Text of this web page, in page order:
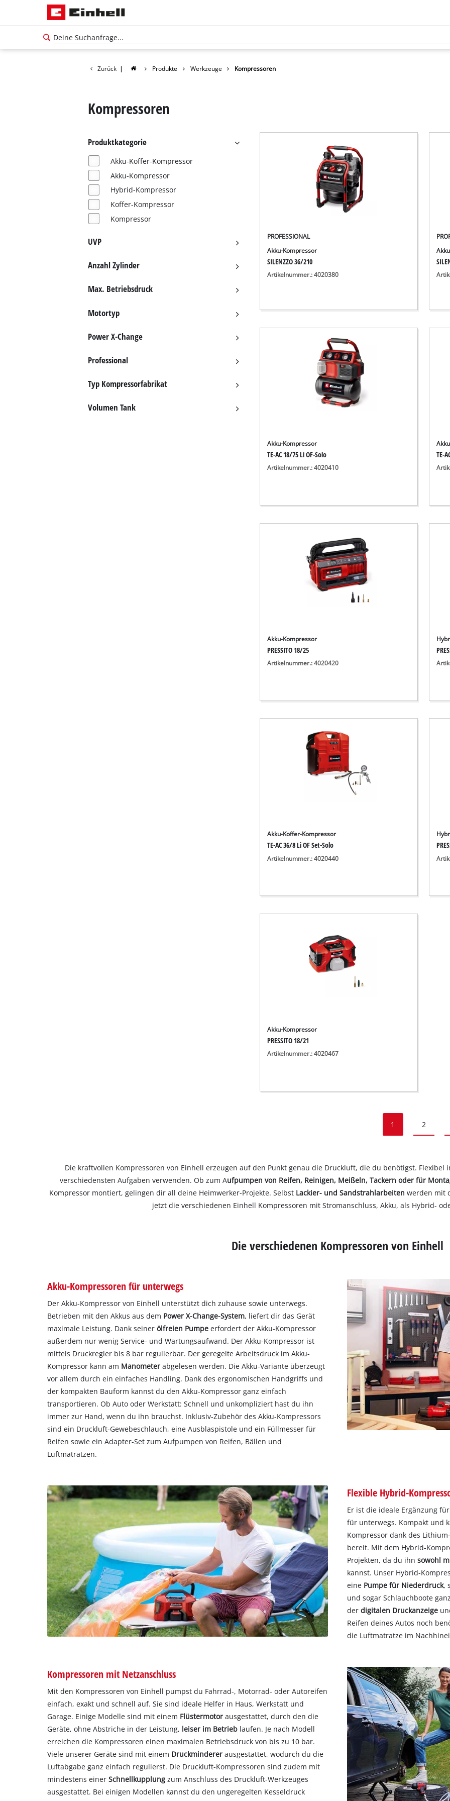
Zurück | Produkte Werkzeuge Kompressoren
Kompressoren
Produktkategorie
Akku-Koffer-Kompressor
Akku-Kompressor
Hybrid-Kompressor
Koffer-Kompressor
Kompressor
UVP
Anzahl Zylinder
Max. Betriebsdruck
Motortyp
Power X-Change
Professional
Typ Kompressorfabrikat
Volumen Tank
PROFESSIONAL
Akku-Kompressor
SILENZZO 36/210
Artikelnummer.: 4020380
Akku-Kompressor
TE-AC 18/75 Li OF-Solo
Artikelnummer.: 4020410
TE-
Akku-Kompressor
PRESSITO 18/25
Artikelnummer.: 4020420
Akku-Koffer-Kompressor
TE-AC 36/8 Li OF Set-Solo
Artikelnummer.: 4020440
Akku-Kompressor
PRESSITO 18/21
Artikelnummer.: 4020467
1 2
Die kraftvollen Kompressoren von Einhell erzeugen auf den Punkt genau die Druckluft, die du benötigst.
verschiedensten Aufgaben verwenden. Ob zum Aufpumpen von Reifen, Reinigen, Meißeln, Tackern oder für
Kompressor montiert, gelingen dir all deine Heimwerker-Projekte. Selbst Lackier- und Sandstrahlarbeitenwerden mit
jetzt die verschiedenen Einhell Kompressoren mit Stromanschluss, Akku, als Hybrid-
Die verschiedenen Kompressoren von Einhell
Akku-Kompressoren für unterwegs
Der Akku-Kompressor von Einhell unterstützt dich zuhause sowie unterwegs.
Betrieben mit den Akkus aus dem Power X-Change-System, liefert dir das Gerät
maximale Leistung. Dank seinerölfreien Pumpe erfordert der Akku-Kompressor
außerdem nur wenig Service- und Wartungsaufwand. Der Akku-Kompressor ist
mittels Druckregler bis 8 bar regulierbar. Der geregelte Arbeitsdruck im Akku-
Kompressor kann am Manometerabgelesen werden. Die Akku-Variante überzeugt
vor allem durch ein einfaches Handling. Dank des ergonomischen Handgriffs und
der kompakten Bauform kannst du den Akku-Kompressor ganz einfach
transportieren. Ob Auto oder Werkstatt: Schnell und unkompliziert hast du ihn
immer zur Hand, wenn du ihn brauchst. Inklusiv-Zubehör des Akku-Kompressors
sind ein Druckluft-Gewebeschlauch, eine Ausblaspistole und ein Füllmesser für
Reifen sowie ein Adapter-Set zum Aufpumpen von Reifen, Bällen und
Luftmatratzen.
Flexible Hybrid-
Er ist die ideale Ergänzung
für unterwegs. Kompakt und
Kompressor dank des
bereit. Mit dem Hybrid-
Projekten, da du ihn sowohl
kannst. Unser Hybrid-
eine Pumpe für Niederdruck,
und sogar Schlauchboote
der digitalen Druckanzeige
Reifen deines Autos noch
die Luftmatratze im
Kompressoren mit Netzanschluss
Mit den Kompressoren von Einhell pumpst du Fahrrad-, Motorrad- oder Autoreifen
einfach, exakt und schnell auf. Sie sind ideale Helfer in Haus, Werkstatt und
Garage. Einige Modelle sind mit einem Flüstermotorausgestattet, durch den die
Geräte, ohne Abstriche in der Leistung, leiser im Betrieb laufen. Je nach Modell
erreichen die Kompressoren einen maximalen Betriebsdruck von bis zu 10 bar.
Viele unserer Geräte sind mit einem Druckmindererausgestattet, wodurch du die
Luftabgabe ganz einfach regulierst. Die Druckluft-Kompressoren sind zudem mit
mindestens einerSchnellkupplungzum Anschluss des Druckluft-Werkzeuges
ausgestattet. Bei einigen Modellen kannst du den ungeregelten Kesseldruck